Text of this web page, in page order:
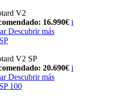
V2
16.990€ i
Descubrir más
V2 SP
20.690€ i
Descubrir más
100